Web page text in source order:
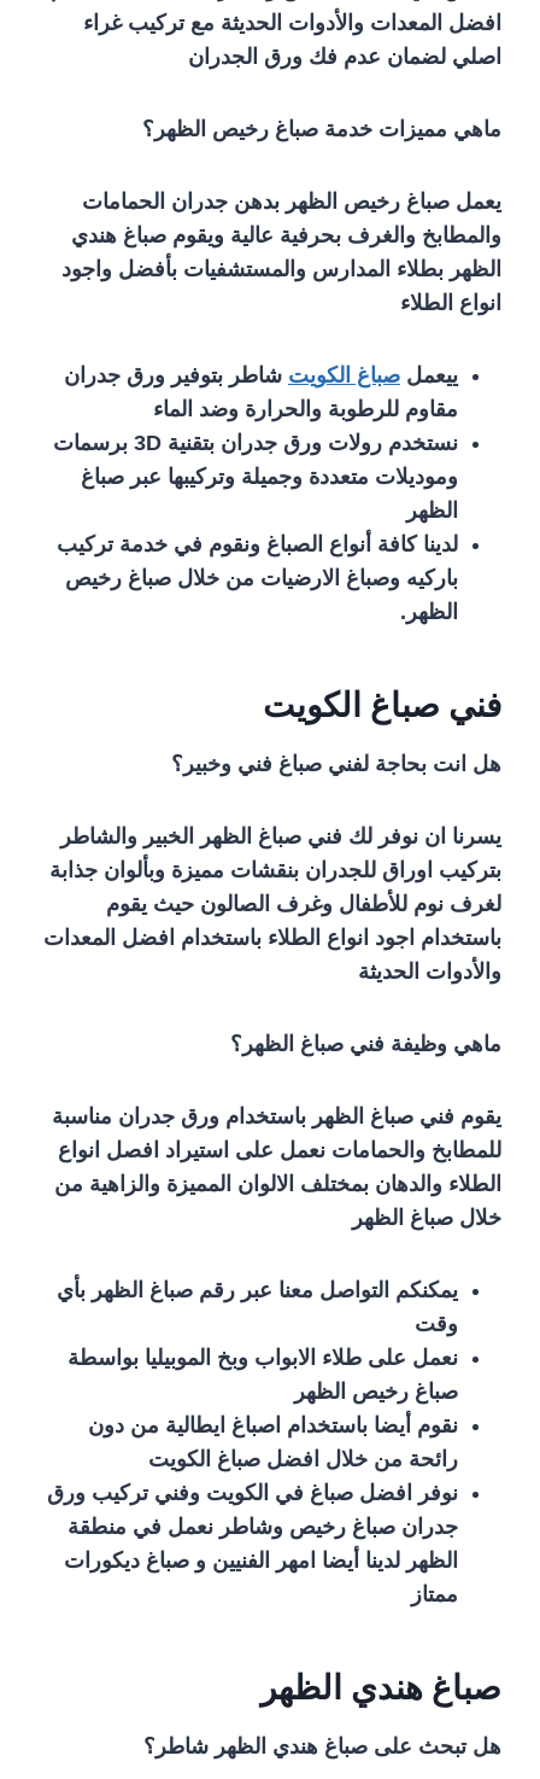
افضل المعدات والأدوات الحديثة مع تركيب غراء
اصلي لضمان عدم فك ورق الجدران
ماهي مميزات خدمة صباغ رخيص الظهر؟
يعمل صباغ رخيص الظهر بدهن جدران الحمامات
والمطابخ والغرف بحرفية عالية ويقوم صباغ هندي
الظهر بطلاء المدارس والمستشفيات بأفضل واجود
انواع الطلاء
ييعمل صباغ الكويت شاطر بتوفير ورق جدران
مقاوم للرطوبة والحرارة وضد الماء
نستخدم رولات ورق جدران بتقنية 3D برسمات
وموديلات متعددة وجميلة وتركيبها عبر صباغ
الظهر
لدينا كافة أنواع الصباغ ونقوم في خدمة تركيب
باركيه وصباغ الارضيات من خلال صباغ رخيص
الظهر.
فني صباغ الكويت
هل انت بحاجة لفني صباغ فني وخبير؟
يسرنا ان نوفر لك فني صباغ الظهر الخبير والشاطر
بتركيب اوراق للجدران بنقشات مميزة وبألوان جذابة
لغرف نوم للأطفال وغرف الصالون حيث يقوم
باستخدام اجود انواع الطلاء باستخدام افضل المعدات
والأدوات الحديثة
ماهي وظيفة فني صباغ الظهر؟
يقوم فني صباغ الظهر باستخدام ورق جدران مناسبة
للمطابخ والحمامات نعمل على استيراد افصل انواع
الطلاء والدهان بمختلف الالوان المميزة والزاهية من
خلال صباغ الظهر
يمكنكم التواصل معنا عبر رقم صباغ الظهر بأي
وقت
نعمل على طلاء الابواب وبخ الموبيليا بواسطة
صباغ رخيص الظهر
نقوم أيضا باستخدام اصباغ ايطالية من دون
رائحة من خلال افضل صباغ الكويت
نوفر افضل صباغ في الكويت وفني تركيب ورق
جدران صباغ رخيص وشاطر نعمل في منطقة
الظهر لدينا أيضا امهر الفنيين و صباغ ديكورات
ممتاز
صباغ هندي الظهر
هل تبحث على صباغ هندي الظهر شاطر؟